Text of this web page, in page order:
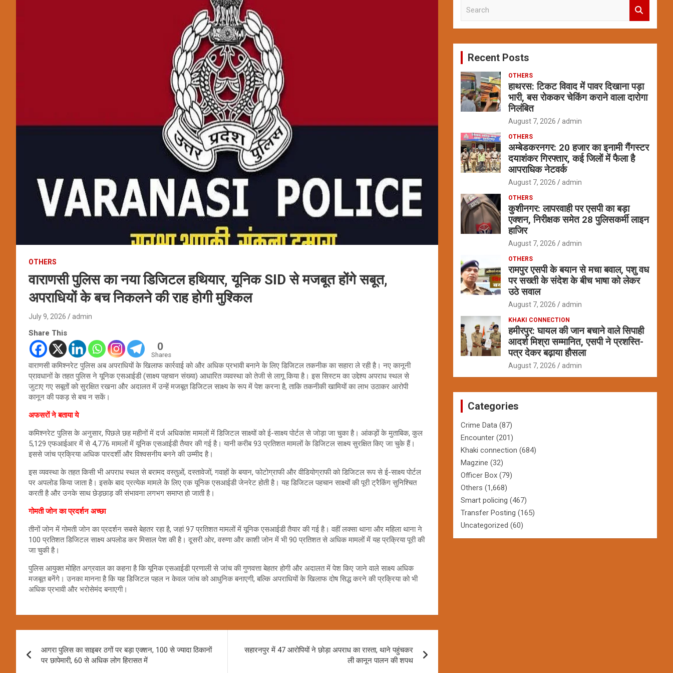
OTHERS
वाराणसी पुलिस का नया डिजिटल हथियार, यूनिक SID से मजबूत होंगे सबूत,
अपराधियों के बच निकलने की राह होगी मुश्किल
July 9, 2026 admin
Share This
0
Shares
वाराणसी कमिश्नरेट पुलिस अब अपराधियों के खिलाफ कार्रवाई को और अधिक प्रभावी बनाने के लिए डिजिटल तकनीक का सहारा ले रही है। नए कानूनी
प्रावधानों के तहत पुलिस ने यूनिक एसआईडी (साक्ष्य पहचान संख्या) आधारित व्यवस्था को तेजी से लागू किया है। इस सिस्टम का उद्देश्य अपराध स्थल से
जुटाए गए सबूतों को सुरक्षित रखना और अदालत में उन्हें मजबूत डिजिटल साक्ष्य के रूप में पेश करना है, ताकि तकनीकी खामियों का लाभ उठाकर आरोपी
कानून की पकड़ से बच न सकें।
अफसरों ने बताया ये
कमिश्नरेट पुलिस के अनुसार, पिछले छह महीनों में दर्ज अधिकांश मामलों में डिजिटल साक्ष्यों को ई-साक्ष्य पोर्टल से जोड़ा जा चुका है। आंकड़ों के मुताबिक, कुल
5,129 एफआईआर में से 4,776 मामलों में यूनिक एसआईडी तैयार की गई है। यानी करीब 93 प्रतिशत मामलों के डिजिटल साक्ष्य सुरक्षित किए जा चुके हैं।
इससे जांच प्रक्रिया अधिक पारदर्शी और विश्वसनीय बनने की उम्मीद है।
इस व्यवस्था के तहत किसी भी अपराध स्थल से बरामद वस्तुओं, दस्तावेजों, गवाहों के बयान, फोटोग्राफी और वीडियोग्राफी को डिजिटल रूप से ई-साक्ष्य पोर्टल
पर अपलोड किया जाता है। इसके बाद प्रत्येक मामले के लिए एक यूनिक एसआईडी जेनरेट होती है। यह डिजिटल पहचान साक्ष्यों की पूरी ट्रैकिंग सुनिश्चित
करती है और उनके साथ छेड़छाड़ की संभावना लगभग समाप्त हो जाती है।
गोमती जोन का प्रदर्शन अच्छा
तीनों जोन में गोमती जोन का प्रदर्शन सबसे बेहतर रहा है, जहां 97 प्रतिशत मामलों में यूनिक एसआईडी तैयार की गई है। वहीं लक्सा थाना और महिला थाना ने
100 प्रतिशत डिजिटल साक्ष्य अपलोड कर मिसाल पेश की है। दूसरी ओर, वरुणा और काशी जोन में भी 90 प्रतिशत से अधिक मामलों में यह प्रक्रिया पूरी की
जा चुकी है।
पुलिस आयुक्त मोहित अग्रवाल का कहना है कि यूनिक एसआईडी प्रणाली से जांच की गुणवत्ता बेहतर होगी और अदालत में पेश किए जाने वाले साक्ष्य अधिक
मजबूत बनेंगे। उनका मानना है कि यह डिजिटल पहल न केवल जांच को आधुनिक बनाएगी, बल्कि अपराधियों के खिलाफ दोष सिद्ध करने की प्रक्रिया को भी
अधिक प्रभावी और भरोसेमंद बनाएगी।
navigation
आगरा पुलिस का साइबर ठगों पर बड़ा एक्शन, 100 से ज्यादा ठिकानों
पर छापेमारी, 60 से अधिक लोग हिरासत में
सहारनपुर में 47 आरोपियों ने छोड़ा अपराध का रास्ता, थाने पहुंचकर
ली कानून पालन की शपथ
c
Recent Posts
OTHERS
हाथरस: टिकट विवाद में पावर दिखाना पड़ा
भारी, बस रोककर चेकिंग कराने वाला दारोगा
निलंबित
August 7, 2026 admin
OTHERS
अम्बेडकरनगर: 20 हजार का इनामी गैंगस्टर
दयाशंकर गिरफ्तार, कई जिलों में फैला है
आपराधिक नेटवर्क
August 7, 2026 admin
OTHERS
कुशीनगर: लापरवाही पर एसपी का बड़ा
एक्शन, निरीक्षक समेत 28 पुलिसकर्मी लाइन
हाजिर
August 7, 2026 admin
OTHERS
रामपुर एसपी के बयान से मचा बवाल, पशु वध
पर सख्ती के संदेश के बीच भाषा को लेकर
उठे सवाल
August 7, 2026 admin
KHAKI CONNECTION
हमीरपुर: घायल की जान बचाने वाले सिपाही
आदर्श मिश्रा सम्मानित, एसपी ने प्रशस्ति-
पत्र देकर बढ़ाया हौसला
August 7, 2026 admin
Categories
Crime Data (87)
Encounter (201)
Khaki connection (684)
Magzine (32)
Officer Box (79)
Others (1,668)
Smart policing (467)
Transfer Posting (165)
Uncategorized (60)